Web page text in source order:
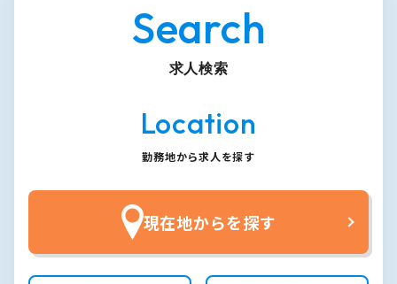
Search
求人検索
Location
勤務地から求人を探す
現在地からを探す